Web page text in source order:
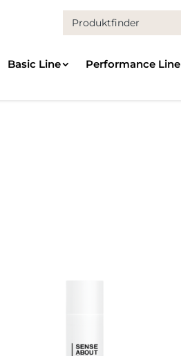
Search
for:
Basic Line Performance Line